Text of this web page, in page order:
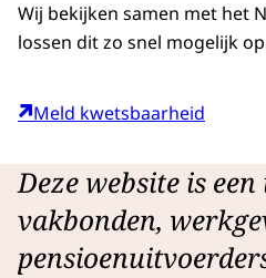
Wij bekijken samen met het
lossen dit zo snel mogelijk
Meld kwetsbaarheid
Deze website is
vakbonden,